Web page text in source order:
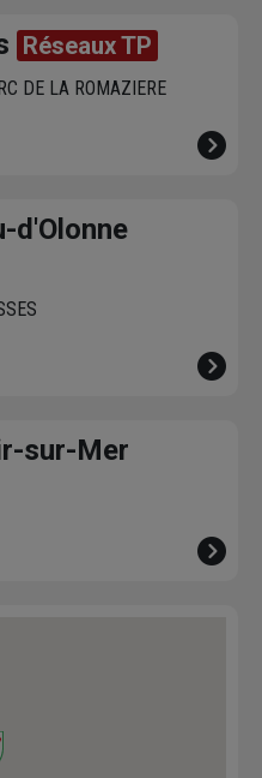
Réseaux TP
DE LA ROMAZIERE
d'Olonne
sur-Mer